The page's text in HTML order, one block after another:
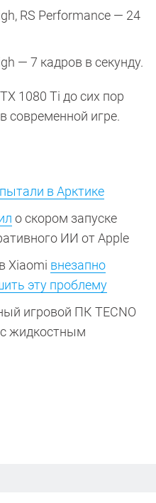
RS Performance — 24
— 7 кадров в секунду.
1080 Ti до сих пор
современной игре.
в Арктике
о скором запуске
ИИ от Apple
Xiaomi внезапно
эту проблему
игровой ПК TECNO
с жидкостным